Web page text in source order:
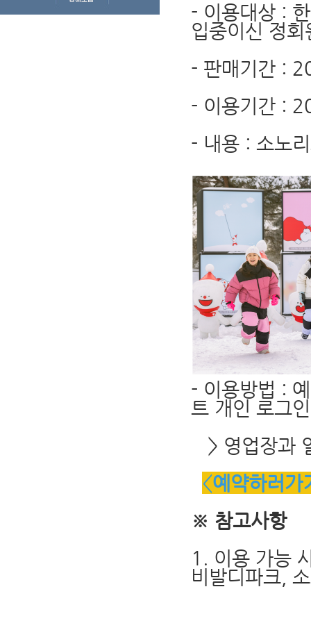
- 이용대상 :
입중이신 정회
- 판매기간 :
- 이용기간 :
- 내용 : 소노
- 이용방법 :
트 개인 로그
> 영업장과
<예약하러가
※ 참고사항
1. 이용 가능
비발디파크,